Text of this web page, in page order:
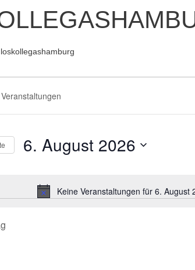
loskollegashamburg
Keine Veranstaltungen für 6.
6. August 2026